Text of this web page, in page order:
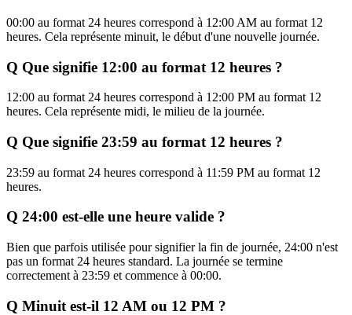
00:00 au format 24 heures correspond à 12:00 AM au format 12
heures. Cela représente minuit, le début d'une nouvelle journée.
Q Que signifie 12:00 au format 12 heures ?
12:00 au format 24 heures correspond à 12:00 PM au format 12
heures. Cela représente midi, le milieu de la journée.
Q Que signifie 23:59 au format 12 heures ?
23:59 au format 24 heures correspond à 11:59 PM au format 12
heures.
Q 24:00 est-elle une heure valide ?
Bien que parfois utilisée pour signifier la fin de journée, 24:00 n'est
pas un format 24 heures standard. La journée se termine
correctement à 23:59 et commence à 00:00.
Q Minuit est-il 12 AM ou 12 PM ?